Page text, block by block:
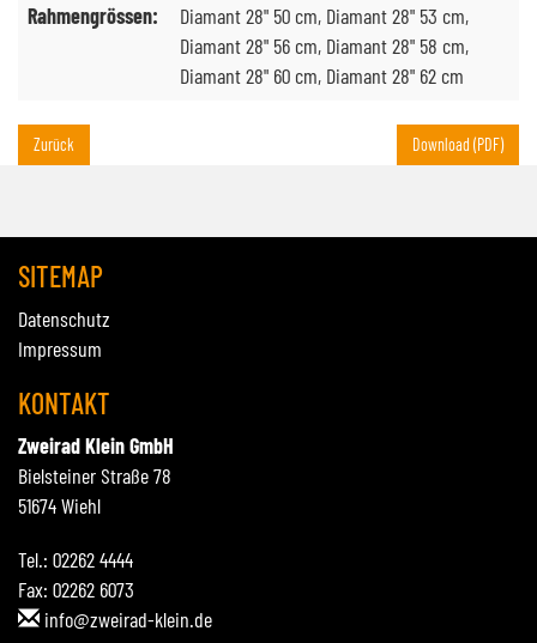
Rahmengrössen:
Diamant 28" 50 cm, Diamant 28" 53 cm,
Diamant 28" 56 cm, Diamant 28" 58 cm,
Diamant 28" 60 cm, Diamant 28" 62 cm
Zurück Download (PDF)
SITEMAP
Datenschutz
Impressum
KONTAKT
Zweirad Klein GmbH
Bielsteiner Straße 78
51674 Wiehl
Tel.: 02262 4444
Fax: 02262 6073
info@zweirad-klein.de